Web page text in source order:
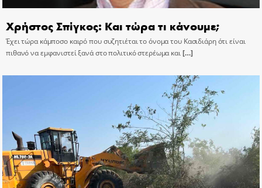
Χρήστος Σπίγκος: Και τώρα τι κάνουμε;
Έχει τώρα κάμποσο καιρό που συζητιέται το όνομα του Κασιδιάρη ότι είναι
πιθανό να εμφανιστεί ξανά στο πολιτικό στερέωμα και[…]